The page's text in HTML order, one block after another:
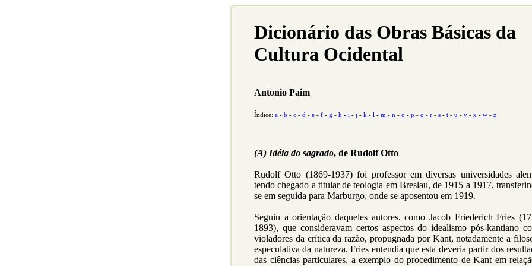
Dicionário das Obras Básicas da
Cultura Ocidental
Antonio Paim
Índice: a - b - c - d - e - f - g - h - i - j - k - l - m - n - o - p - q - r - s - t - u - v - x - w - z
(A) Idéia do sagrado, de Rudolf Otto
Rudolf Otto (1869-1937) foi professor em diversas universidades
tendo chegado a titular de teologia em Breslau, de 1915 a 1917,
se em seguida para Marburgo, onde se aposentou em 1919.
Seguiu a orientação daqueles autores, como Jacob Friederich Fries
1893), que consideravam certos aspectos do idealismo pós-kantiano
violadores da crítica da razão, propugnada por Kant, notadamente a
especulativa da natureza. Fries entendia que esta deveria partir dos
das ciências particulares, a exemplo do procedimento de Kant em